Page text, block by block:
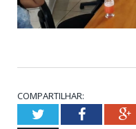
COMPARTILHAR:
TwitterFacebook